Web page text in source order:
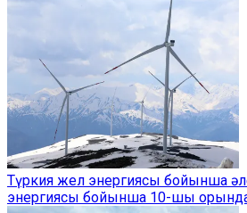
Түркия жел энергиясы бойынша
энергиясы бойынша 10-шы